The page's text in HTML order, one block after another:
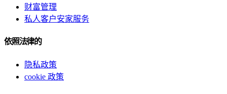
财富管理
私人客户安家服务
依照法律的
隐私政策
cookie 政策